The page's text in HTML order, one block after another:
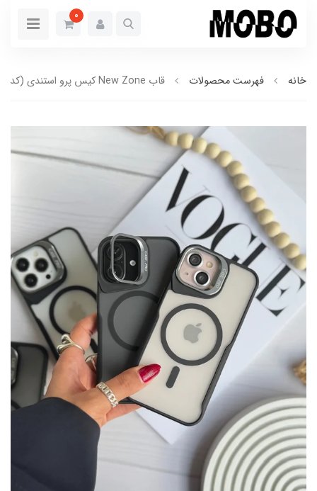
0
خانه فهرست محصولات قاب New Zone کیس پرو استندی (کدC1881)